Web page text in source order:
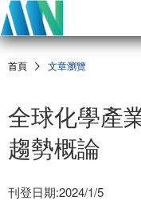
首頁 文章瀏覽
全球化學產
趨勢概論
刊登日期:2024/1/5